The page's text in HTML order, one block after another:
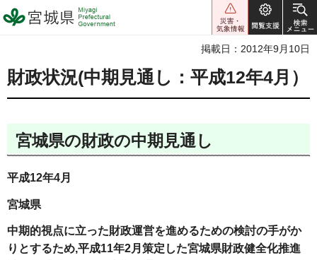
宮城県 Miyagi Prefectural
Government
掲載日：2012年9月10日
財政状況(中期見通し：平成12年4月）
宮城県の財政の中期見通し
平成12年4月
宮城県
中期的視点に立った財政運営を進めるための検討の手がか
りとするため,平成11年2月策定した宮城県財政健全化推進